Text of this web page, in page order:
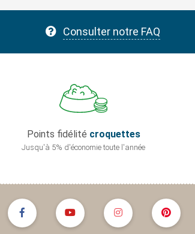
Consulter notre FAQ
Points fidélité croquettes
Jusqu'à 5% d'économie toute l'année